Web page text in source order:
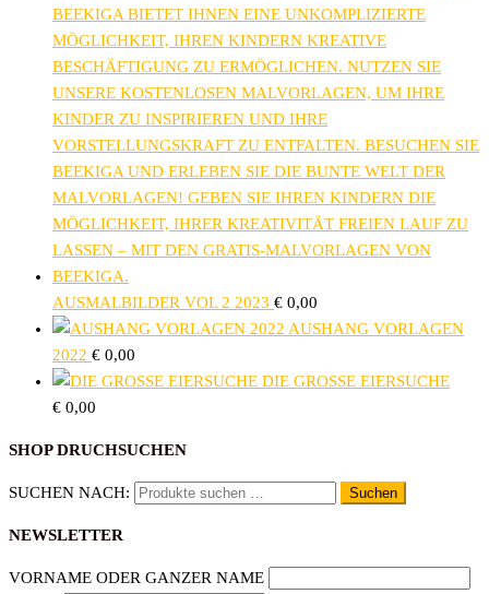
AUSMALBILDER VOL 2 2023 € 0,00
AUSHANG VORLAGEN
2022 € 0,00
DIE GROSSE EIERSUCHE
€ 0,00
SHOP DRUCHSUCHEN
SUCHEN NACH: Suchen
NEWSLETTER
VORNAME ODER GANZER NAME